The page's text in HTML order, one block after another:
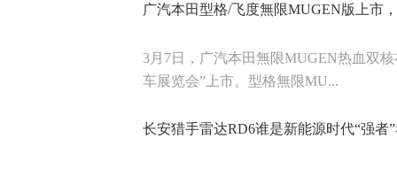
广汽本田型格/飞度無限MUGEN版上市
3月7日，广汽本田無限MUGEN热血双
车展览会”上市。型格無限MU...
长安猎手雷达RD6谁是新能源时代“强者